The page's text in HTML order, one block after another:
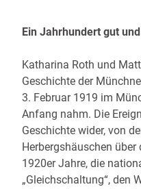
Ein Jahrhundert gut
Katharina Roth und
Geschichte der
3. Februar 1919 im
Anfang nahm. Die
Geschichte wider, von
Herbergshäuschen
1920er Jahre, die
„Gleichschaltung“, den